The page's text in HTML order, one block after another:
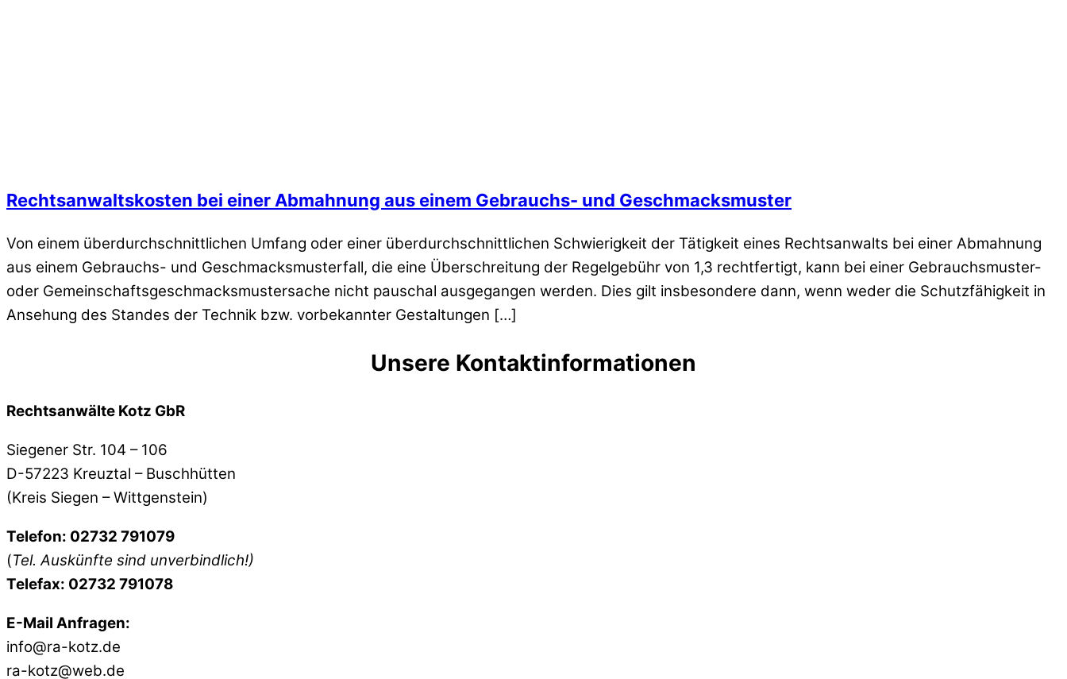
Rechtsanwaltskosten bei einer Abmahnung aus einem Gebrauchs- und Geschmacksmuster
Von einem überdurchschnittlichen Umfang oder einer überdurchschnittlichen Schwierigkeit der Tätigkeit eines Rechtsanwalts bei einer Abmahnung
aus einem Gebrauchs- und Geschmacksmusterfall, die eine Überschreitung der Regelgebühr von 1,3 rechtfertigt, kann bei einer Gebrauchsmuster-
oder Gemeinschaftsgeschmacksmustersache nicht pauschal ausgegangen werden. Dies gilt insbesondere dann, wenn weder die Schutzfähigkeit in
Ansehung des Standes der Technik bzw. vorbekannter Gestaltungen […]
Unsere Kontaktinformationen
Rechtsanwälte Kotz GbR
Siegener Str. 104 – 106
D-57223 Kreuztal – Buschhütten
(Kreis Siegen – Wittgenstein)
Telefon: 02732 791079
(Tel. Auskünfte sind unverbindlich!)
Telefax: 02732 791078
E-Mail Anfragen:
info@ra-kotz.de
ra-kotz@web.de